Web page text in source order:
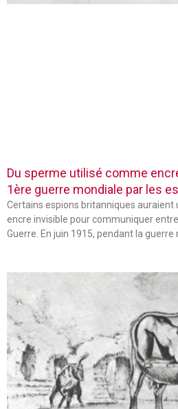
Du sperme utilisé comme
1ère guerre mondiale par les
Certains espions britanniques
encre invisible pour communiquer
Guerre. En juin 1915, pendant la